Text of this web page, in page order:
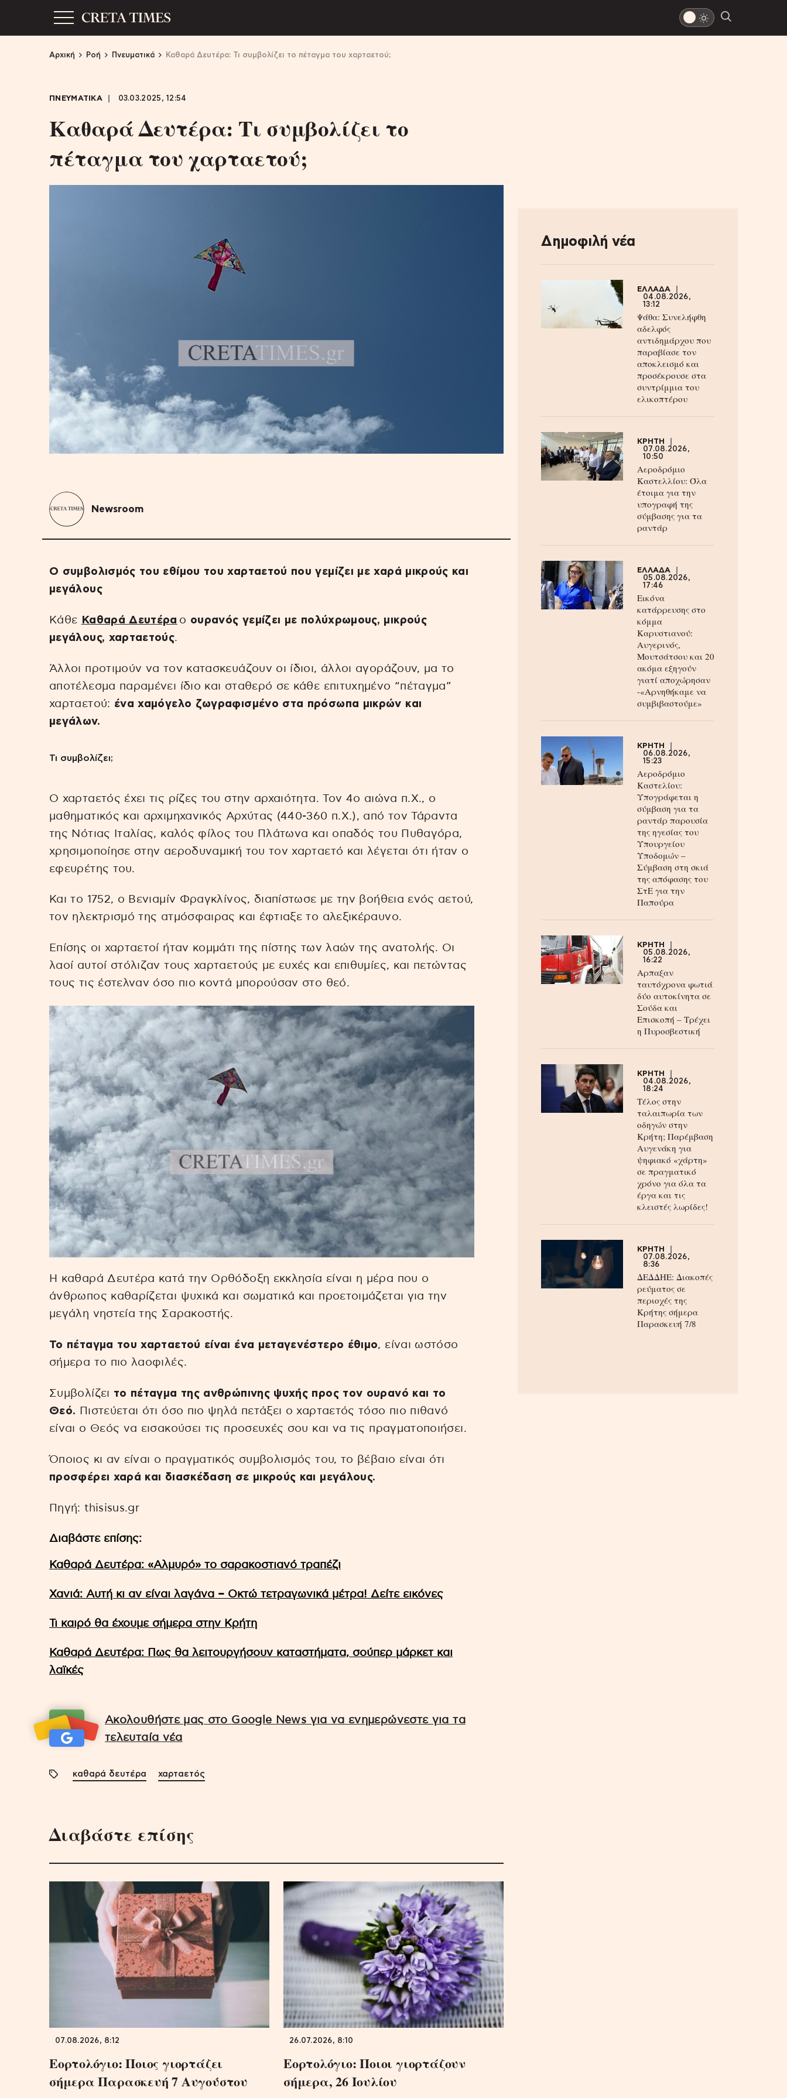
Αρχική Ροή Πνευματικά Καθαρά Δευτέρα: Τι συμβολίζει το πέταγμα του χαρταετού;
ΠΝΕΥΜΑΤΙΚΑ 03.03.2025, 12:54
Καθαρά Δευτέρα: Τι συμβολίζει το
πέταγμα του χαρταετού;
Newsroom
Ο συμβολισμός του εθίμου του χαρταετού που γεμίζει με χαρά μικρούς και
μεγάλους
Kάθε Καθαρά Δευτέρα ο ουρανός γεμίζει με πολύχρωμους, μικρούς
μεγάλους, χαρταετούς.
Άλλοι προτιμούν να τον κατασκευάζουν οι ίδιοι, άλλοι αγοράζουν, μα το
αποτέλεσμα παραμένει ίδιο και σταθερό σε κάθε επιτυχημένο “πέταγμα”
χαρταετού: ένα χαμόγελο ζωγραφισμένο στα πρόσωπα μικρών και
μεγάλων.
Τι συμβολίζει;
Ο χαρταετός έχει τις ρίζες του στην αρχαιότητα. Τον 4ο αιώνα π.Χ., ο
μαθηματικός και αρχιμηχανικός Αρχύτας (440-360 π.Χ.), από τον Τάραντα
της Νότιας Ιταλίας, καλός φίλος του Πλάτωνα και οπαδός του Πυθαγόρα,
χρησιμοποίησε στην αεροδυναμική του τον χαρταετό και λέγεται ότι ήταν ο
εφευρέτης του.
Και το 1752, ο Βενιαμίν Φραγκλίνος, διαπίστωσε με την βοήθεια ενός αετού,
τον ηλεκτρισμό της ατμόσφαιρας και έφτιαξε το αλεξικέραυνο.
Επίσης οι χαρταετοί ήταν κομμάτι της πίστης των λαών της ανατολής. Οι
λαοί αυτοί στόλιζαν τους χαρταετούς με ευχές και επιθυμίες, και πετώντας
τους τις έστελναν όσο πιο κοντά μπορούσαν στο θεό.
Η καθαρά Δευτέρα κατά την Ορθόδοξη εκκλησία είναι η μέρα που ο
άνθρωπος καθαρίζεται ψυχικά και σωματικά και προετοιμάζεται για την
μεγάλη νηστεία της Σαρακοστής.
Το πέταγμα του χαρταετού είναι ένα μεταγενέστερο έθιμο, είναι ωστόσο
σήμερα το πιο λαοφιλές.
Συμβολίζει το πέταγμα της ανθρώπινης ψυχής προς τον ουρανό και το
Θεό. Πιστεύεται ότι όσο πιο ψηλά πετάξει ο χαρταετός τόσο πιο πιθανό
είναι ο Θεός να εισακούσει τις προσευχές σου και να τις πραγματοποιήσει.
Όποιος κι αν είναι ο πραγματικός συμβολισμός του, το βέβαιο είναι ότι
προσφέρει χαρά και διασκέδαση σε μικρούς και μεγάλους.
Πηγή: thisisus.gr
Διαβάστε επίσης:
Καθαρά Δευτέρα: «Αλμυρό» το σαρακοστιανό τραπέζι
Χανιά: Αυτή κι αν είναι λαγάνα – Οκτώ τετραγωνικά μέτρα! Δείτε εικόνες
Τι καιρό θα έχουμε σήμερα στην Κρήτη
Καθαρά Δευτέρα: Πως θα λειτουργήσουν καταστήματα, σούπερ μάρκετ και
λαϊκές
Ακολουθήστε μας στο Google News για να ενημερώνεστε για τα
τελευταία νέα
καθαρά δευτέρα χαρταετός
Διαβάστε επίσης
07.08.2026, 8:12
Εορτολόγιο: Ποιος γιορτάζει
σήμερα Παρασκευή 7 Αυγούστου
26.07.2026, 8:10
Εορτολόγιο: Ποιοι γιορτάζουν
σήμερα, 26 Ιουλίου
Δημοφιλή νέα
ΕΛΛΑΔΑ
04.08.2026,
13:12
Ψάθα: Συνελήφθη
αδελφός
αντιδημάρχου που
παραβίασε τον
αποκλεισμό και
προσέκρουσε στα
συντρίμμια του
ελικοπτέρου
ΚΡΗΤΗ
07.08.2026,
10:50
Αεροδρόμιο
Καστελλίου: Όλα
έτοιμα για την
υπογραφή της
σύμβασης για τα
ραντάρ
ΕΛΛΑΔΑ
05.08.2026,
17:46
Εικόνα
κατάρρευσης στο
κόμμα
Καρυστιανού:
Αυγερινός,
Μουτσάτσου και 20
ακόμα εξηγούν
γιατί αποχώρησαν
-«Αρνηθήκαμε να
συμβιβαστούμε»
ΚΡΗΤΗ
06.08.2026,
15:23
Αεροδρόμιο
Καστελίου:
Υπογράφεται η
σύμβαση για τα
ραντάρ παρουσία
της ηγεσίας του
Υπουργείου
Υποδομών –
Σύμβαση στη σκιά
της απόφασης του
ΣτΕ για την
Παπούρα
ΚΡΗΤΗ
05.08.2026,
16:22
Αρπαξαν
ταυτόχρονα φωτιά
δύο αυτοκίνητα σε
Σούδα και
Επισκοπή – Τρέχει
η Πυροσβεστική
ΚΡΗΤΗ
04.08.2026,
18:24
Τέλος στην
ταλαιπωρία των
οδηγών στην
Κρήτη; Παρέμβαση
Αυγενάκη για
ψηφιακό «χάρτη»
σε πραγματικό
χρόνο για όλα τα
έργα και τις
κλειστές λωρίδες!
ΚΡΗΤΗ
07.08.2026,
8:36
ΔΕΔΔΗΕ: Διακοπές
ρεύματος σε
περιοχές της
Κρήτης σήμερα
Παρασκευή 7/8